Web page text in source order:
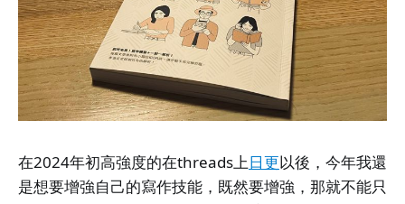
在2024年初高強度的在threads上日更以後，今年我還
是想要增強自己的寫作技能，既然要增強，那就不能只